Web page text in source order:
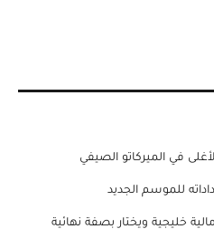
في الميركاتو الصيفي
للموسم الجديد
خليجية ويختار بصفة نهائية